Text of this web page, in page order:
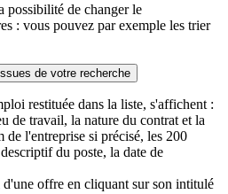
possibilité de changer le
: vous pouvez par exemple les trier
de votre recherche
restituée dans la liste, s'affichent :
de travail, la nature du contrat et la
de l'entreprise si précisé, les 200
du poste, la date de
d'une offre en cliquant sur son intitulé